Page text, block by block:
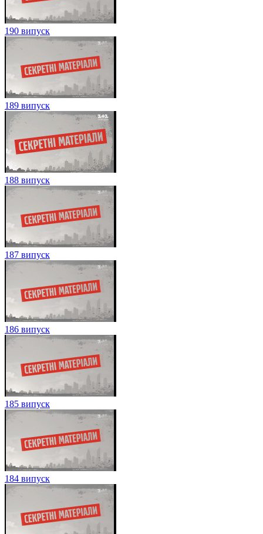
190 випуск
189 випуск
188 випуск
187 випуск
186 випуск
185 випуск
184 випуск